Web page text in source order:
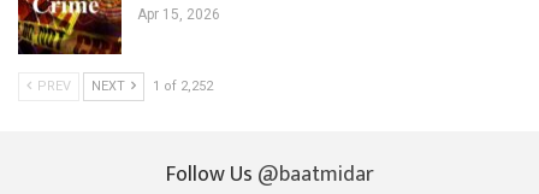
Apr 15, 2026
PREV NEXT 1 of 2,252
Follow Us @baatmidar